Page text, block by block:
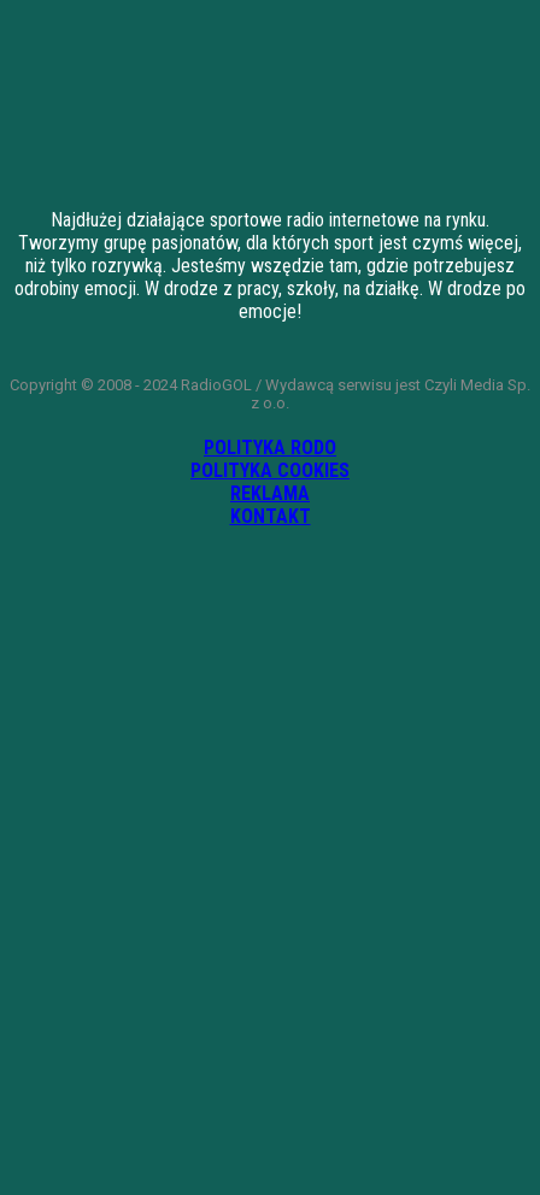
Najdłużej działające sportowe radio internetowe na rynku.
Tworzymy grupę pasjonatów, dla których sport jest czymś więcej,
niż tylko rozrywką. Jesteśmy wszędzie tam, gdzie potrzebujesz
odrobiny emocji. W drodze z pracy, szkoły, na działkę. W drodze po
emocje!
Copyright © 2008 - 2024 RadioGOL / Wydawcą serwisu jest Czyli Media Sp.
z o.o.
POLITYKA RODO
POLITYKA COOKIES
REKLAMA
KONTAKT